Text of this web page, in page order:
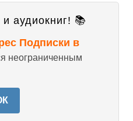
аудиокниг! 📚
Подписки в
неограниченным